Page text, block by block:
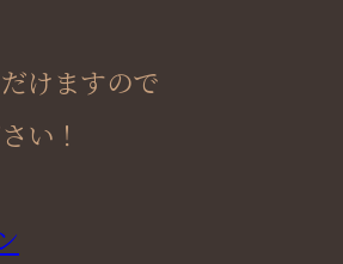
けますので
い！